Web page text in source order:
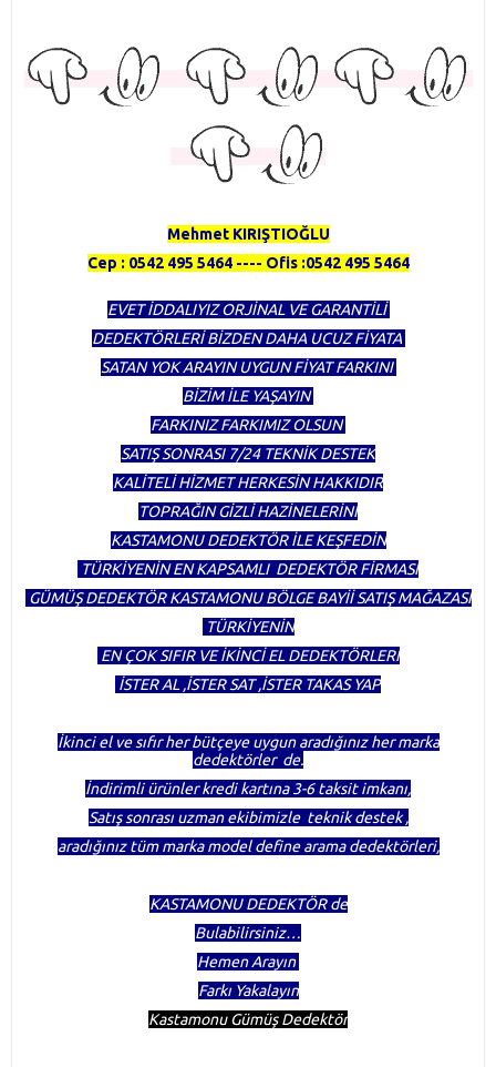
Mehmet KIRIŞTIOĞLU
Cep : 0542 495 5464 ---- Ofis :0542 495 5464
EVET İDDALIYIZ ORJİNAL VE GARANTİLİ
DEDEKTÖRLERİ BİZDEN DAHA UCUZ FİYATA
SATAN YOK ARAYIN UYGUN FİYAT FARKINI
BİZİM İLE YAŞAYIN
FARKINIZ FARKIMIZ OLSUN
SATIŞ SONRASI 7/24 TEKNİK DESTEK
KALİTELİ HİZMET HERKESİN HAKKIDIR
TOPRAĞIN GİZLİ HAZİNELERİNİ
KASTAMONU DEDEKTÖR İLE KEŞFEDİN
TÜRKİYENİN EN KAPSAMLI DEDEKTÖR FİRMASI
GÜMÜŞ DEDEKTÖR KASTAMONU BÖLGE BAYİİ SATIŞ MAĞAZASI
TÜRKİYENİN
EN ÇOK SIFIR VE İKİNCİ EL DEDEKTÖRLERİ
İSTER AL ,İSTER SAT ,İSTER TAKAS YAP
İkinci el ve sıfır her bütçeye uygun aradığınız her marka
dedektörler de.
İndirimli ürünler kredi kartına 3-6 taksit imkanı,
Satış sonrası uzman ekibimizle teknik destek ,
aradığınız tüm marka model define arama dedektörleri,
KASTAMONU DEDEKTÖR de
Bulabilirsiniz…
Hemen Arayın
Farkı Yakalayın
Kastamonu Gümüş Dedektör